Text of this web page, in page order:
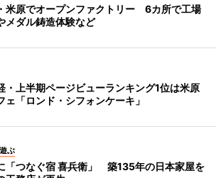
米原でオープンファクトリー 6カ所で工場
メダル鋳造体験など
・上半期ページビューランキング1位は米原
ェ「ロンド・シフォンケーキ」
ぶ
「つなぐ宿 喜兵衛」 築135年の日本家屋を